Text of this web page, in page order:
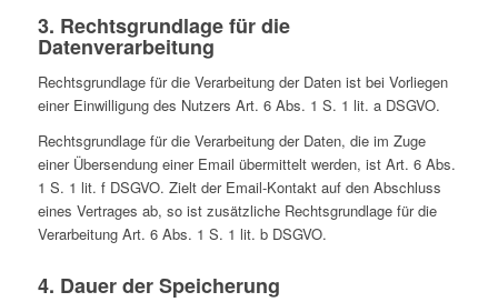
3. Rechts­grund­lage für die
Datenverarbeitung
Rechts­grund­lage für die Ver­ar­bei­tung der Daten ist bei Vor­lie­gen
einer Ein­wil­li­gung des Nutzers Art. 6 Abs. 1 S. 1 lit. a DSGVO.
Rechts­grund­lage für die Ver­ar­bei­tung der Daten, die im Zuge
einer Über­sen­dung einer Email über­mit­telt werden, ist Art. 6 Abs.
1 S. 1 lit. f DSGVO. Zielt der Email-Kontakt auf den Abschluss
eines Ver­tra­ges ab, so ist zusätz­li­che Rechts­grund­lage für die
Ver­ar­bei­tung Art. 6 Abs. 1 S. 1 lit. b DSGVO.
4. Dauer der Speicherung